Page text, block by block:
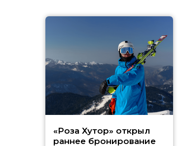
«Роза Хутор» открыл
раннее бронирование